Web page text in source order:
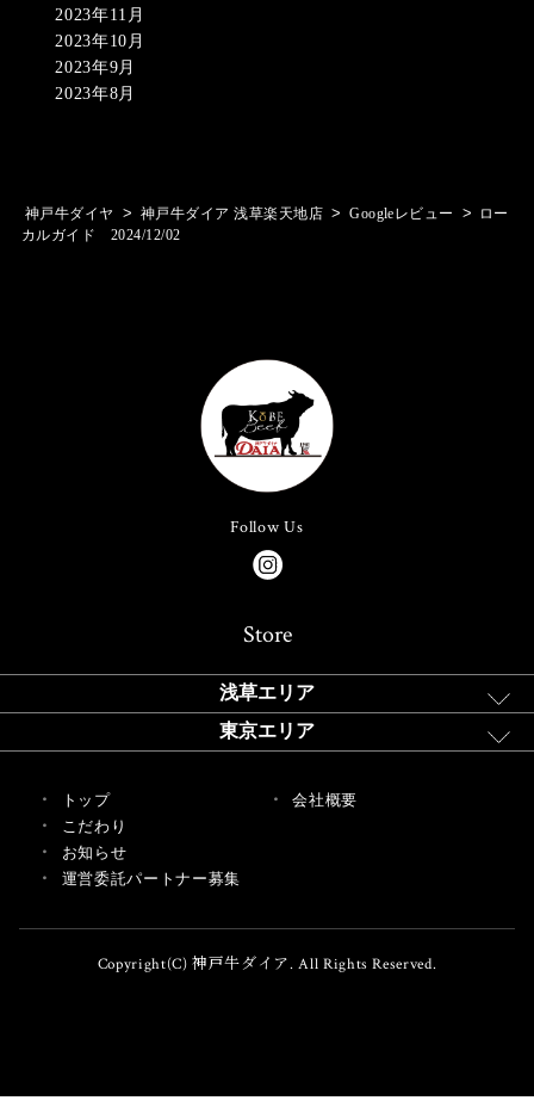
2023年11月
2023年10月
2023年9月
2023年8月
神戸牛ダイヤ > 神戸牛ダイア 浅草楽天地店 > Googleレビュー >
ロー
カルガイド 2024/12/02
Follow Us
Store
浅草エリア
東京エリア
トップ
こだわり
お知らせ
運営委託パートナー募集
会社概要
Copyright(C) 神戸牛ダイア. All Rights Reserved.